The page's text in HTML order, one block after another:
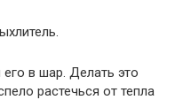
его в шар. Делать это
растечься от тепла